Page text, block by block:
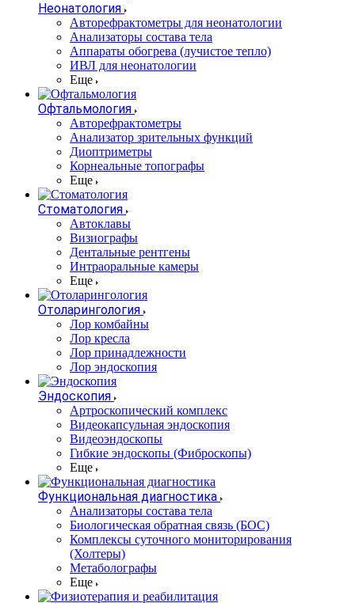
Неонатология
Авторефрактометры для неонатологии
Анализаторы состава тела
Аппараты обогрева (лучистое тепло)
ИВЛ для неонатологии
Еще
Офтальмология
Авторефрактометры
Анализатор зрительных функций
Диоптриметры
Корнеальные топографы
Еще
Стоматология
Автоклавы
Визиографы
Дентальные рентгены
Интраоральные камеры
Еще
Отоларингология
Лор комбайны
Лор кресла
Лор принадлежности
Лор эндоскопия
Эндоскопия
Артроскопический комплекс
Видеокапсульная эндоскопия
Видеоэндоскопы
Гибкие эндоскопы (Фиброcкопы)
Еще
Функциональная диагностика
Анализаторы состава тела
Биологическая обратная связь (БОС)
Комплексы суточного мониторирования
(Холтеры)
Метаболографы
Еще